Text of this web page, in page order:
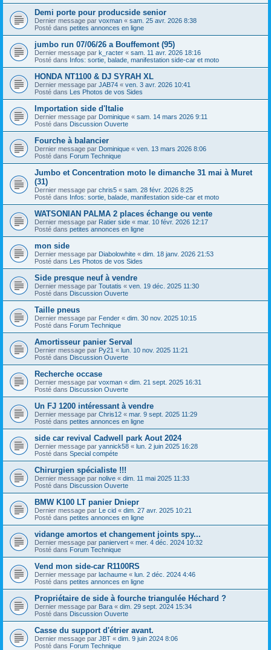
Demi porte pour producside senior
Dernier message par voxman « sam. 25 avr. 2026 8:38
Posté dans petites annonces en ligne
jumbo run 07/06/26 a Bouffemont (95)
Dernier message par k_racter « sam. 11 avr. 2026 18:16
Posté dans Infos: sortie, balade, manifestation side-car et moto
HONDA NT1100 & DJ SYRAH XL
Dernier message par JAB74 « ven. 3 avr. 2026 10:41
Posté dans Les Photos de vos Sides
Importation side d'Italie
Dernier message par Dominique « sam. 14 mars 2026 9:11
Posté dans Discussion Ouverte
Fourche à balancier
Dernier message par Dominique « ven. 13 mars 2026 8:06
Posté dans Forum Technique
Jumbo et Concentration moto le dimanche 31 mai à Muret
(31)
Dernier message par chris5 « sam. 28 févr. 2026 8:25
Posté dans Infos: sortie, balade, manifestation side-car et moto
WATSONIAN PALMA 2 places échange ou vente
Dernier message par Ratier side « mar. 10 févr. 2026 12:17
Posté dans petites annonces en ligne
mon side
Dernier message par Diabolowhite « dim. 18 janv. 2026 21:53
Posté dans Les Photos de vos Sides
Side presque neuf à vendre
Dernier message par Toutatis « ven. 19 déc. 2025 11:30
Posté dans Discussion Ouverte
Taille pneus
Dernier message par Fender « dim. 30 nov. 2025 10:15
Posté dans Forum Technique
Amortisseur panier Serval
Dernier message par Py21 « lun. 10 nov. 2025 11:21
Posté dans Discussion Ouverte
Recherche occase
Dernier message par voxman « dim. 21 sept. 2025 16:31
Posté dans Discussion Ouverte
Un FJ 1200 intéressant à vendre
Dernier message par Chris12 « mar. 9 sept. 2025 11:29
Posté dans petites annonces en ligne
side car revival Cadwell park Aout 2024
Dernier message par yannick58 « lun. 2 juin 2025 16:28
Posté dans Special compéte
Chirurgien spécialiste !!!
Dernier message par nolive « dim. 11 mai 2025 11:33
Posté dans Discussion Ouverte
BMW K100 LT panier Dniepr
Dernier message par Le cid « dim. 27 avr. 2025 10:21
Posté dans petites annonces en ligne
vidange amortos et changement joints spy...
Dernier message par paniervert « mer. 4 déc. 2024 10:32
Posté dans Forum Technique
Vend mon side-car R1100RS
Dernier message par lachaume « lun. 2 déc. 2024 4:46
Posté dans petites annonces en ligne
Propriétaire de side à fourche triangulée Héchard ?
Dernier message par Bara « dim. 29 sept. 2024 15:34
Posté dans Discussion Ouverte
Casse du support d'étrier avant.
Dernier message par JBT « dim. 9 juin 2024 8:06
Posté dans Forum Technique